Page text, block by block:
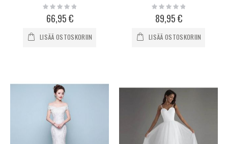
Rating:
0%
66,95 €
LISÄÄ OSTOSKORIIN
Rating:
0%
89,95 €
LISÄÄ OSTOSKORIIN